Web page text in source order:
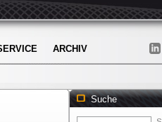
ARCHIV
Suche